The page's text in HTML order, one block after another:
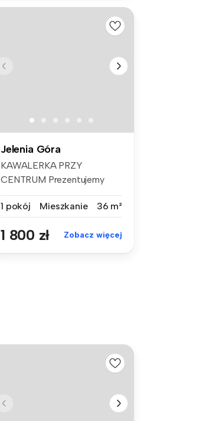
Jelenia Góra
KAWALERKA PRZY
CENTRUM Prezentujemy
1 pokój
Mieszkanie 36 m²
1 800 zł Zobacz więcej